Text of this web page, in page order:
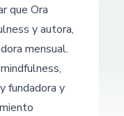
que Ora
y autora,
mensual.
fundadora y